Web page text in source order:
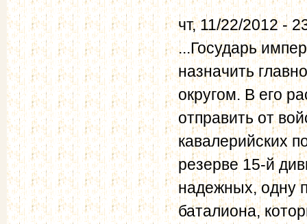
чт, 11/22/2012 -
...Государь
назначить
округом. В его
отправить от
кавалерийских
резерве 15-й
надежных, одну
баталиона,